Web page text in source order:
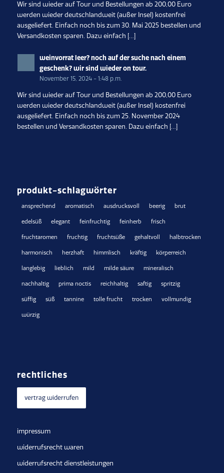
Wir sind wieder auf Tour und Bestellungen ab 200,00 Euro
werden wieder deutschlandweit (außer Insel) kostenfrei
ausgeliefert. Einfach noch bis zum 30. Mai 2025 bestellen und
Versandkosten sparen. Dazu einfach […]
weinvorrat leer? noch auf der suche nach einem
geschenk? wir sind wieder on tour.
November 15, 2024 - 1:48 p.m.
Wir sind wieder auf Tour und Bestellungen ab 200,00 Euro
werden wieder deutschlandweit (außer Insel) kostenfrei
ausgeliefert. Einfach noch bis zum 25. November 2024
bestellen und Versandkosten sparen. Dazu einfach […]
produkt-schlagwörter
ansprechend aromatisch ausdrucksvoll beerig brut
edelsüß elegant feinfruchtig feinherb frisch
fruchtaromen fruchtig fruchtsüße gehaltvoll halbtrocken
harmonisch herzhaft himmlisch kräftig körperreich
langlebig lieblich mild milde säure mineralisch
nachhaltig prima noctis reichhaltig saftig spritzig
süffig süß tannine tolle frucht trocken vollmundig
würzig
rechtliches
vertrag widerrufen
impressum
widerrufsrecht waren
widerrufsrecht dienstleistungen